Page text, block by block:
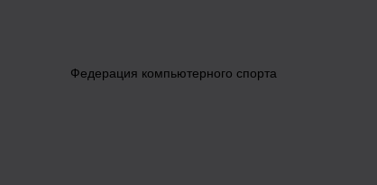
Федерация компьютерного спорта